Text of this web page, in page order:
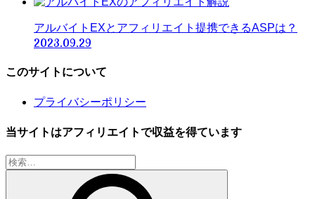
アルバイトEXとアフィリエイト提携できるASPは？
2023.09.29
このサイトについて
プライバシーポリシー
当サイトはアフィリエイトで収益を得ています
検
索: